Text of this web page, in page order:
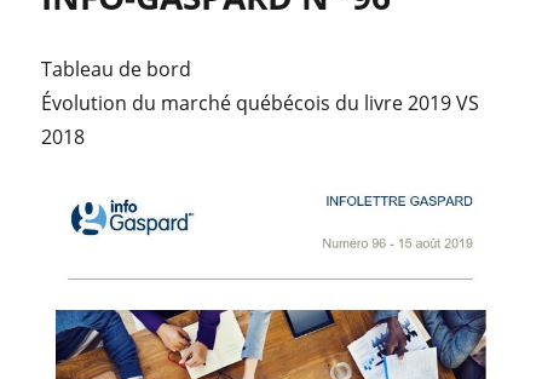
Tableau de bord
Évolution du marché québécois du livre 2019 VS
2018